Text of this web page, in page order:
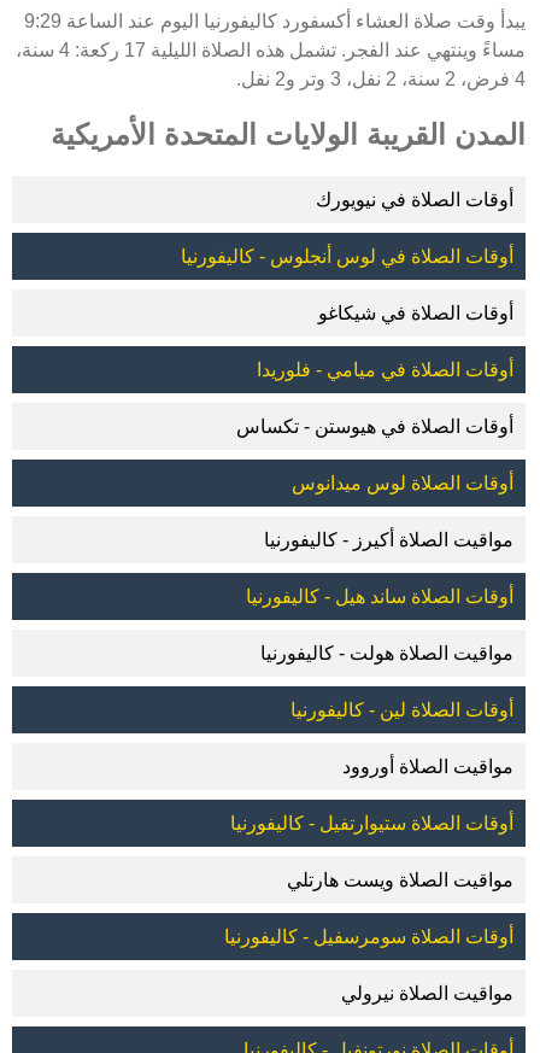
يبدأ وقت صلاة العشاء أكسفورد كاليفورنيا اليوم عند الساعة 9:29
مساءً وينتهي عند الفجر. تشمل هذه الصلاة الليلية 17 ركعة: 4 سنة،
4 فرض، 2 سنة، 2 نفل، 3 وتر و2 نفل.
المدن القريبة الولايات المتحدة الأمريكية
أوقات الصلاة في نيويورك
أوقات الصلاة في لوس أنجلوس - كاليفورنيا
أوقات الصلاة في شيكاغو
أوقات الصلاة في ميامي - فلوريدا
أوقات الصلاة في هيوستن - تكساس
أوقات الصلاة لوس ميدانوس
مواقيت الصلاة أكيرز - كاليفورنيا
أوقات الصلاة ساند هيل - كاليفورنيا
مواقيت الصلاة هولت - كاليفورنيا
أوقات الصلاة لين - كاليفورنيا
مواقيت الصلاة أوروود
أوقات الصلاة ستيوارتفيل - كاليفورنيا
مواقيت الصلاة ويست هارتلي
أوقات الصلاة سومرسفيل - كاليفورنيا
مواقيت الصلاة نيرولي